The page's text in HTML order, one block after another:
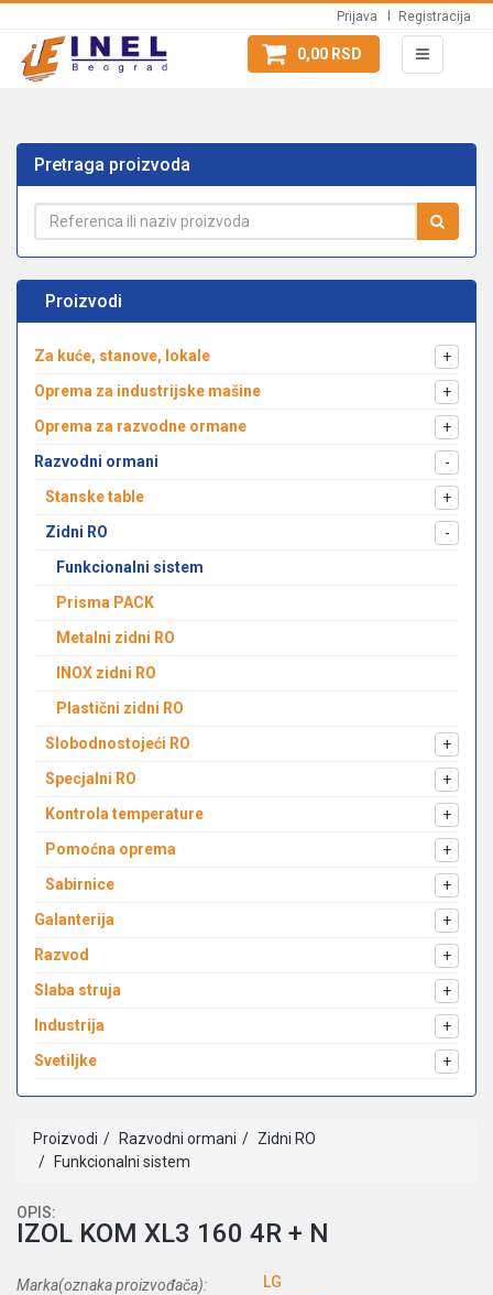
Prijava Registracija
0,00 RSD
Pretraga proizvoda
Proizvodi
Za kuće, stanove, lokale
+
Oprema za industrijske mašine
+
Oprema za razvodne ormane
+
Razvodni ormani
-
Stanske table
+
Zidni RO
-
Funkcionalni sistem
Prisma PACK
Metalni zidni RO
INOX zidni RO
Plastični zidni RO
Slobodnostojeći RO
+
Specjalni RO
+
Kontrola temperature
+
Pomoćna oprema
+
Sabirnice
+
Galanterija
+
Razvod
+
Slaba struja
+
Industrija
+
Svetiljke
+
Proizvodi Razvodni ormani
Zidni RO
Funkcionalni sistem
OPIS:
IZOL KOM XL3 160 4R + N
Marka(oznaka proizvođača):
LG